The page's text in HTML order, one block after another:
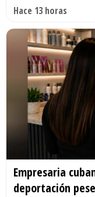
Hace 13 horas
Empresaria
deportación